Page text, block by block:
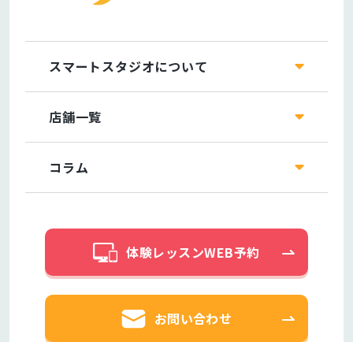
スマートスタジオについて
店舗一覧
コラム
体験レッスンWEB予約
お問い合わせ